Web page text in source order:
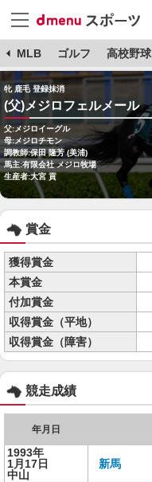
MLB ゴルフ 高校野球
牝 鹿毛 登録抹消
(父)メジロフェルメール
父:メジロイーグル
母:メジロチモン
調教師:保田 隆芳 (美浦)
馬主:有限会社 メジロ牧場
生産者:大宮 貢
賞金
獲得賞金
本賞金
付加賞金
収得賞金（平地）
収得賞金（障害）
競走成績
年月日
1993年
1月17日
中山
新馬